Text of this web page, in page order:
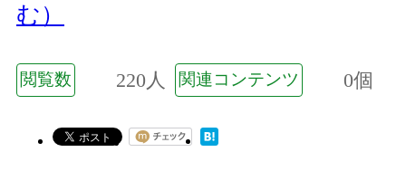
む）
閲覧数 220人 関連コンテンツ 0個